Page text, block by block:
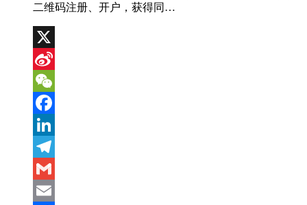
二维码注册、开户，获得同…
X
Sina
Weibo
WeChat
Facebook
LinkedIn
Telegram
Gmail